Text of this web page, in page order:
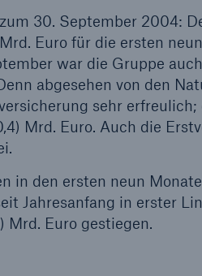
30. September 2004:
Euro für die ersten
war die Gruppe
abgesehen von den
sehr
Mrd. Euro. Auch die
in den ersten neun
Jahresanfang in erster
Mrd. Euro gestiegen.
Reinsurance Property/
Marine Trend